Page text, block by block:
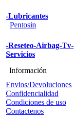
-Lubricantes
Pentosin
-Reseteo-Airbag-Tv-
Servicios
Información
Envios/Devoluciones
Confidencialidad
Condiciones de uso
Contactenos